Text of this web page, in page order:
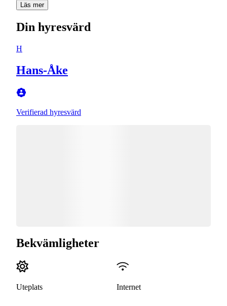
Läs mer
Din hyresvärd
H
Hans-Åke
Verifierad hyresvärd
Bekvämligheter
Uteplats Internet